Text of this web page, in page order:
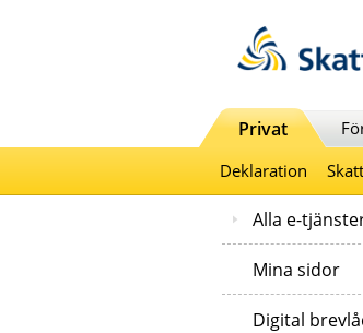
Privat
Deklaration
Alla e-
Mina sidor
Digital